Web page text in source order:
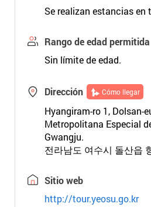
Se realizan estancias en
Rango de edad permitida
Sin límite de edad.
Dirección Cómo llegar
Hyangiram-ro 1, Dolsan-
Metropolitana Especial
Gwangju.
전라남도 여수시 돌산읍
Sitio web
http://tour.yeosu.go.kr